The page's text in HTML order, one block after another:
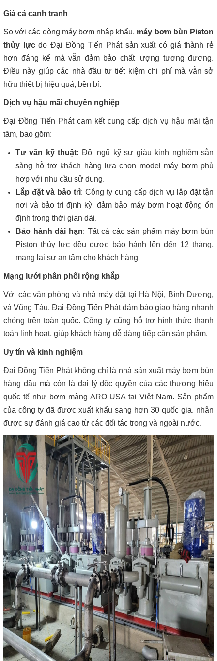
Giá cả cạnh tranh
So với các dòng máy bơm nhập khẩu, máy bơm bùn Piston
thủy lựcdo Đại Đồng Tiến Phát sản xuất có giá thành rẻ
hơn đáng kể mà vẫn đảm bảo chất lượng tương đương.
Điều này giúp các nhà đầu tư tiết kiệm chi phí mà vẫn sở
hữu thiết bị hiệu quả, bền bỉ.
Dịch vụ hậu mãi chuyên nghiệp
Đại Đồng Tiến Phát cam kết cung cấp dịch vụ hậu mãi tận
tâm, bao gồm:
Tư vấn kỹ thuật: Đội ngũ kỹ sư giàu kinh nghiệm sẵn
sàng hỗ trợ khách hàng lựa chọn model máy bơm phù
hợp với nhu cầu sử dụng.
Lắp đặt và bảo trì: Công ty cung cấp dịch vụ lắp đặt tận
nơi và bảo trì định kỳ, đảm bảo máy bơm hoạt động ổn
định trong thời gian dài.
Bảo hành dài hạn: Tất cả các sản phẩm máy bơm bùn
Piston thủy lực đều được bảo hành lên đến 12 tháng,
mang lại sự an tâm cho khách hàng.
Mạng lưới phân phối rộng khắp
Với các văn phòng và nhà máy đặt tại Hà Nội, Bình Dương,
và Vũng Tàu, Đại Đồng Tiến Phát đảm bảo giao hàng nhanh
chóng trên toàn quốc. Công ty cũng hỗ trợ hình thức thanh
toán linh hoạt, giúp khách hàng dễ dàng tiếp cận sản phẩm.
Uy tín và kinh nghiệm
Đại Đồng Tiến Phát không chỉ là nhà sản xuất máy bơm bùn
hàng đầu mà còn là đại lý độc quyền của các thương hiệu
quốc tế như bơm màng ARO USA tại Việt Nam. Sản phẩm
của công ty đã được xuất khẩu sang hơn 30 quốc gia, nhận
được sự đánh giá cao từ các đối tác trong và ngoài nước.